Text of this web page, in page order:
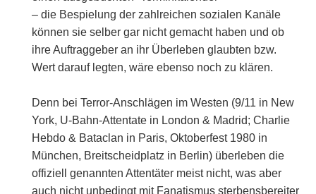
– die Bespielung der zahlreichen sozialen Kanäle
können sie selber gar nicht gemacht haben und ob
ihre Auftraggeber an ihr Überleben glaubten bzw.
Wert darauf legten, wäre ebenso noch zu klären.
Denn bei Terror-Anschlägen im Westen (9/11 in New
York, U-Bahn-Attentate in London & Madrid; Charlie
Hebdo & Bataclan in Paris, Oktoberfest 1980 in
München, Breitscheidplatz in Berlin) überleben die
offiziell genannten Attentäter meist nicht, was aber
auch nicht unbedingt mit Fanatismus sterbensbereiter